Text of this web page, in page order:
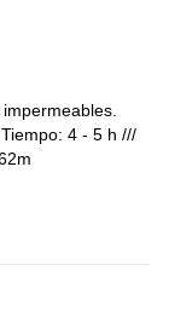
4 - 5 h ///